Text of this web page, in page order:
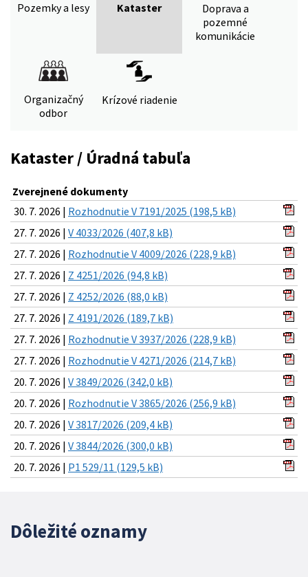
Pozemky a lesy Kataster
Doprava a
pozemné
komunikácie
Organizačný
odbor
Krízové riadenie
Kataster / Úradná tabuľa
Zverejnené dokumenty
30. 7. 2026 | Rozhodnutie V 7191/2025 (198,5 kB)
27. 7. 2026 | V 4033/2026 (407,8 kB)
27. 7. 2026 | Rozhodnutie V 4009/2026 (228,9 kB)
27. 7. 2026 | Z 4251/2026 (94,8 kB)
27. 7. 2026 | Z 4252/2026 (88,0 kB)
27. 7. 2026 | Z 4191/2026 (189,7 kB)
27. 7. 2026 | Rozhodnutie V 3937/2026 (228,9 kB)
27. 7. 2026 | Rozhodnutie V 4271/2026 (214,7 kB)
20. 7. 2026 | V 3849/2026 (342,0 kB)
20. 7. 2026 | Rozhodnutie V 3865/2026 (256,9 kB)
20. 7. 2026 | V 3817/2026 (209,4 kB)
20. 7. 2026 | V 3844/2026 (300,0 kB)
20. 7. 2026 | P1 529/11 (129,5 kB)
Dôležité oznamy